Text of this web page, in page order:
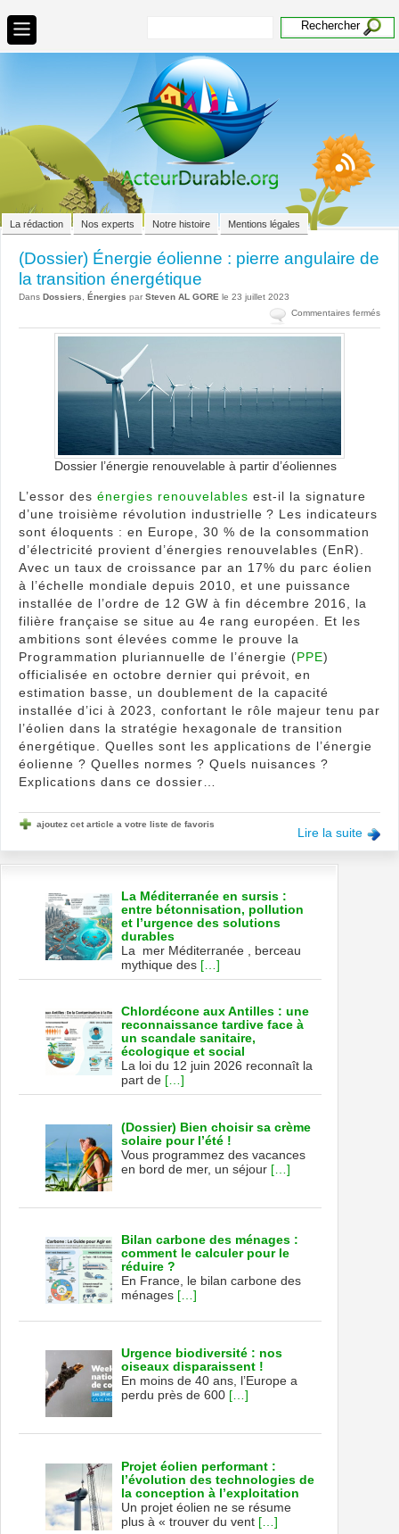
La rédaction Nos experts Notre histoire Mentions légales
(Dossier) Énergie éolienne : pierre angulaire de
la transition énergétique
Dans Dossiers Énergies par Steven AL GORE le 23 juillet 2023
Commentaires ferméssur
Dossier l’énergie renouvelable à partir d’éoliennes
L’essor des énergies renouvelables est-il la signature
d’une troisième révolution industrielle ? Les indicateurs
sont éloquents : en Europe, 30 % de la consommation
d’électricité provient d’énergies renouvelables (EnR).
Avec un taux de croissance par an 17% du parc éolien
à l’échelle mondiale depuis 2010, et une puissance
installée de l’ordre de 12 GW à fin décembre 2016, la
filière française se situe au 4e rang européen. Et les
ambitions sont élevées comme le prouve la
Programmation pluriannuelle de l’énergie (PPE)
officialisée en octobre dernier qui prévoit, en
estimation basse, un doublement de la capacité
installée d’ici à 2023, confortant le rôle majeur tenu par
l’éolien dans la stratégie hexagonale de transition
énergétique. Quelles sont les applications de l’énergie
éolienne ? Quelles normes ? Quels nuisances ?
Explications dans ce dossier…
Lire la suite
ajoutez cet article a votre liste de favoris
La Méditerranée en sursis :
entre bétonnisation, pollution
et l’urgence des solutions
durables
La mer Méditerranée , berceau
mythique des […]
Chlordécone aux Antilles : une
reconnaissance tardive face à
un scandale sanitaire,
écologique et social
La loi du 12 juin 2026 reconnaît la
part de […]
(Dossier) Bien choisir sa crème
solaire pour l’été !
Vous programmez des vacances
en bord de mer, un séjour […]
Bilan carbone des ménages :
comment le calculer pour le
réduire ?
En France, le bilan carbone des
ménages […]
Urgence biodiversité : nos
oiseaux disparaissent !
En moins de 40 ans, l’Europe a
perdu près de 600 […]
Projet éolien performant :
l’évolution des technologies de
la conception à l’exploitation
Un projet éolien ne se résume
plus à « trouver du vent […]